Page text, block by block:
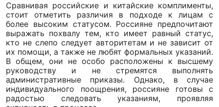
Сравнивая российские и китайские комплименты,
стоит отметить различия в подходе к лицам с
более высоким статусом. Россияне предпочитают
выражать похвалу тем, кто имеет равный статус,
кто не слепо следует авторитетам и не зависит от
их помощи, а также не любят формальных указаний.
В общем, они не особо расположены к высшему
руководству и не стремятся выполнять
административные приказы. Однако, в случае
индивидуального поощрения, россияне готовы с
радостью следовать указаниям, проявляя